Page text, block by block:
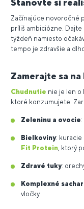
Stanovte si
Začínajúce novoročné
príliš ambiciózne. Dajte
týždeň namiesto
tempo je zdravšie a
Zamerajte sa
Chudnutie nie je len o
ktoré konzumujete.
Zeleninu a ovocie
Bielkoviny: kuracie
Fit Protein, ktorý
Zdravé tuky:
Komplexné
vločky.